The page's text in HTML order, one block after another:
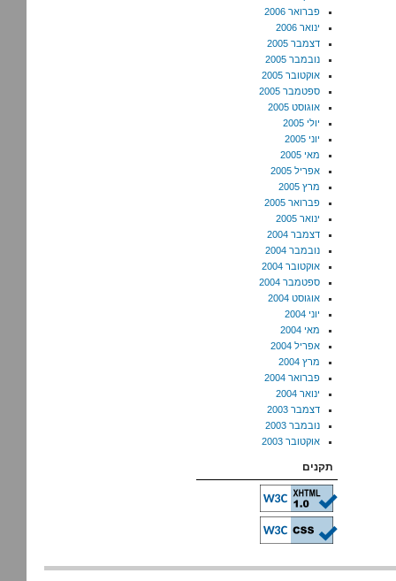
פברואר 2006
ינואר 2006
דצמבר 2005
נובמבר 2005
אוקטובר 2005
ספטמבר 2005
אוגוסט 2005
יולי 2005
יוני 2005
מאי 2005
אפריל 2005
מרץ 2005
פברואר 2005
ינואר 2005
דצמבר 2004
נובמבר 2004
אוקטובר 2004
ספטמבר 2004
אוגוסט 2004
יוני 2004
מאי 2004
אפריל 2004
מרץ 2004
פברואר 2004
ינואר 2004
דצמבר 2003
נובמבר 2003
אוקטובר 2003
תקנים